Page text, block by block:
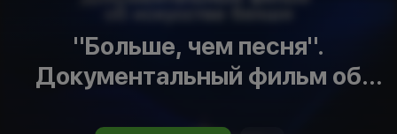
"Больше, чем песня".
Документальный фильм об